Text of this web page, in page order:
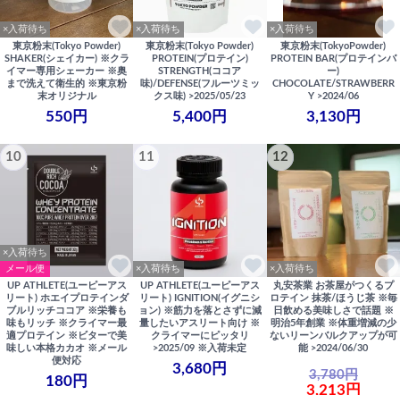
×入荷待ち
東京粉末(Tokyo Powder)
SHAKER(シェイカー) ※クラ
イマー専用シェーカー ※奥
まで洗えて衛生的 ※東京粉
末オリジナル
550円
×入荷待ち
東京粉末(Tokyo Powder)
PROTEIN(プロテイン)
STRENGTH(ココア
味)/DEFENSE(フルーツミッ
クス味) >2025/05/23
5,400円
×入荷待ち
東京粉末(TokyoPowder)
PROTEIN BAR(プロテインバ
ー)
CHOCOLATE/STRAWBERR
Y >2024/06
3,130円
10
×入荷待ち
メール便
UP ATHLETE(ユーピーアス
リート) ホエイプロテインダ
ブルリッチココア ※栄養も
味もリッチ ※クライマー最
適プロテイン ※ビターで美
味しい本格カカオ ※メール
便対応
180円
11
×入荷待ち
UP ATHLETE(ユーピーアス
リート) IGNITION(イグニシ
ョン) ※筋力を落とさずに減
量したいアスリート向け ※
クライマーにピッタリ
>2025/09 ※入荷未定
3,680円
12
×入荷待ち
丸安茶業 お茶屋がつくるプ
ロテイン 抹茶/ほうじ茶 ※毎
日飲める美味しさで話題 ※
明治5年創業 ※体重増減の少
ないリーンバルクアップが可
能 >2024/06/30
3,780円
3,213円